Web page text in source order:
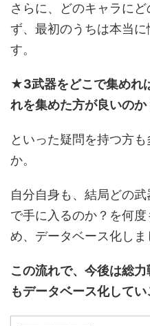
さらに、どのキャラに
ず、最初のうちは本当
す。
★3武器をどこで集めれ
れを集めた方が良いのか
といった疑問を持つ方
か。
自分自身も、結局どの
で手に入るのか？を何
め、データベース化しま
この流れで、今後は総
もデータベース化してい